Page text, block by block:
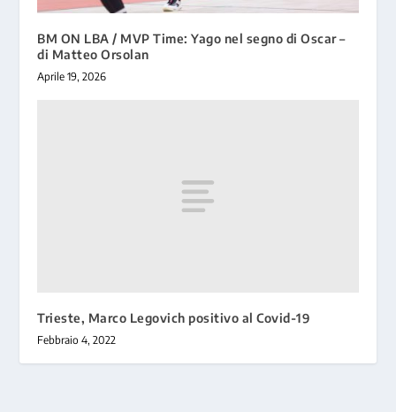
BM ON LBA / MVP Time: Yago nel segno di Oscar –
di Matteo Orsolan
Aprile 19, 2026
Trieste, Marco Legovich positivo al Covid-19
Febbraio 4, 2022